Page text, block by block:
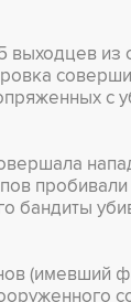
выходцев из
с
бандиты
(имевший